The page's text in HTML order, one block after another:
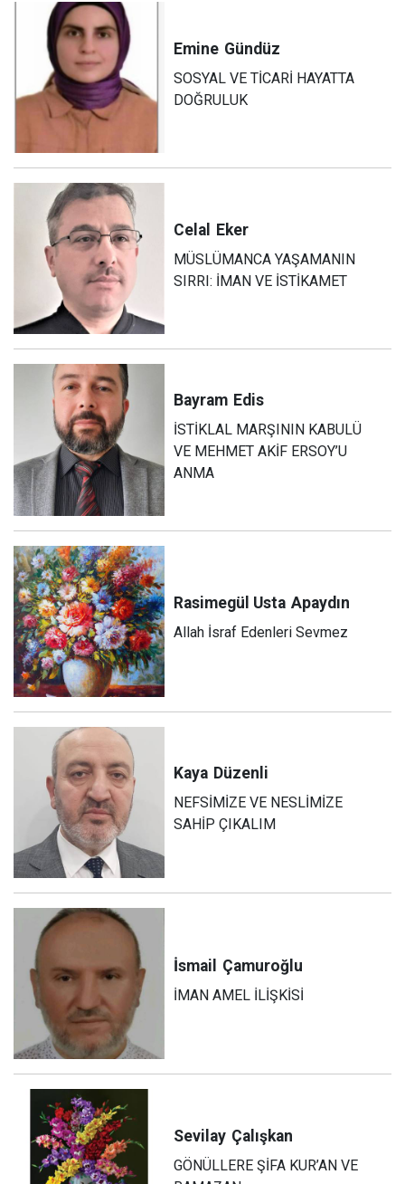
Emine Gündüz
SOSYAL VE TİCARİ HAYATTA
DOĞRULUK
Celal Eker
MÜSLÜMANCA YAŞAMANIN
SIRRI: İMAN VE İSTİKAMET
Bayram Edis
İSTİKLAL MARŞININ KABULÜ
VE MEHMET AKİF ERSOY’U
ANMA
Rasimegül Usta Apaydın
Allah İsraf Edenleri Sevmez
Kaya Düzenli
NEFSİMİZE VE NESLİMİZE
SAHİP ÇIKALIM
İsmail Çamuroğlu
İMAN AMEL İLİŞKİSİ
Sevilay Çalışkan
GÖNÜLLERE ŞİFA KUR’AN VE